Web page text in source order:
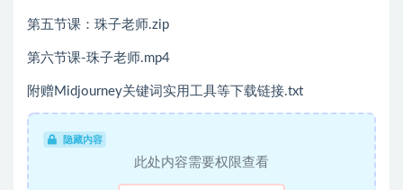
第五节课：珠子老师.zip
第六节课-珠子老师.mp4
附赠Midjourney关键词实用工具等下载链接.txt
隐藏内容
此处内容需要权限查看